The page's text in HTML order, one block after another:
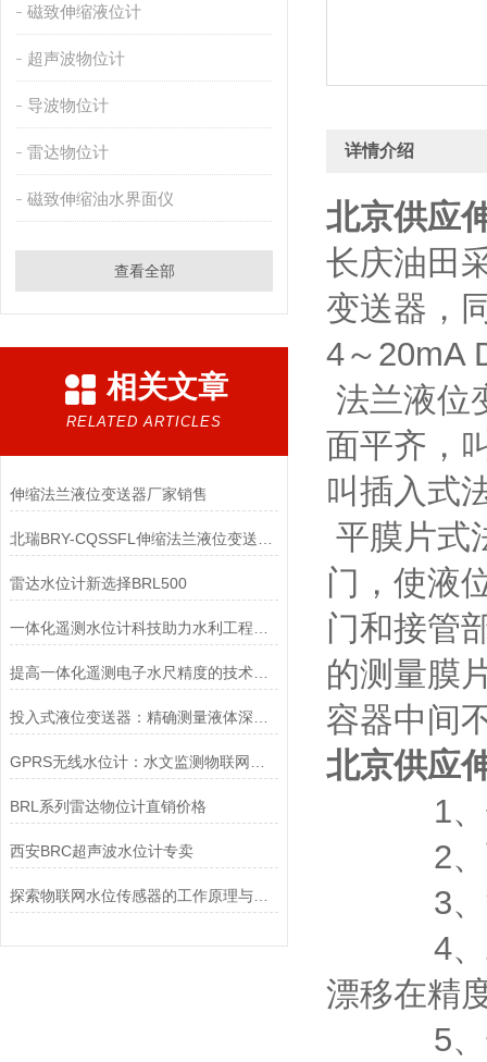
磁致伸缩液位计
超声波物位计
导波物位计
雷达物位计
磁致伸缩油水界面仪
查看全部
相关文章
RELATED ARTICLES
伸缩法兰液位变送器厂家销售
雷达水位计新选择BRL500
提高一体化遥测电子水尺精度的技术方法
BRL系列雷达物位计直销价格
西安BRC超声波水位计专卖
探索物联网水位传感器的工作原理与应用场景
详情介绍
北京供应
长庆油田
变送器，
4～20mA
法兰液位
面平齐，
叫插入式
平膜片式
门，使液
门和接管
的测量膜
容器中间
北京供应
1、体
2、可
3、液
4、精
漂移在精
5、长